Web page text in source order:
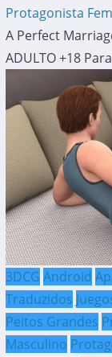
Protagonista
A Perfect
ADULTO +18
3DCG Android
Traduzidos
Peitos Grandes
Masculino